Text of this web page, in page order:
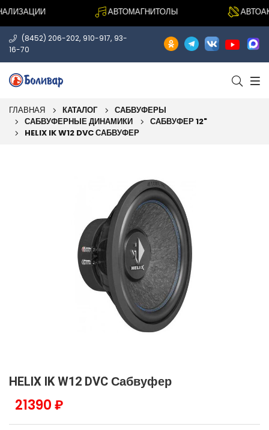
АВТОМАГНИТОЛЫ
(8452) 206-202, 910-917, 93-
16-70
ГЛАВНАЯ КАТАЛОГ
САБВУФЕРЫ
САБВУФЕРНЫЕ ДИНАМИКИ
САБВУФЕР 12"
HELIX IK W12 DVC САБВУФЕР
HELIX IK W12 DVC Сабвуфер
21390 ₽